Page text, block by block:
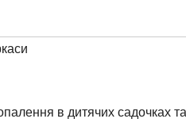
в дитячих садочках